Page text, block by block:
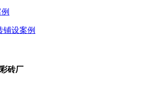
铺设案例
砖厂